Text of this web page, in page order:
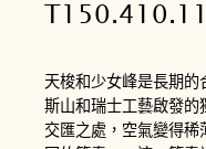
天梭和少女峰是長期
斯山和瑞士工藝啟發的
交匯之處，空氣變得